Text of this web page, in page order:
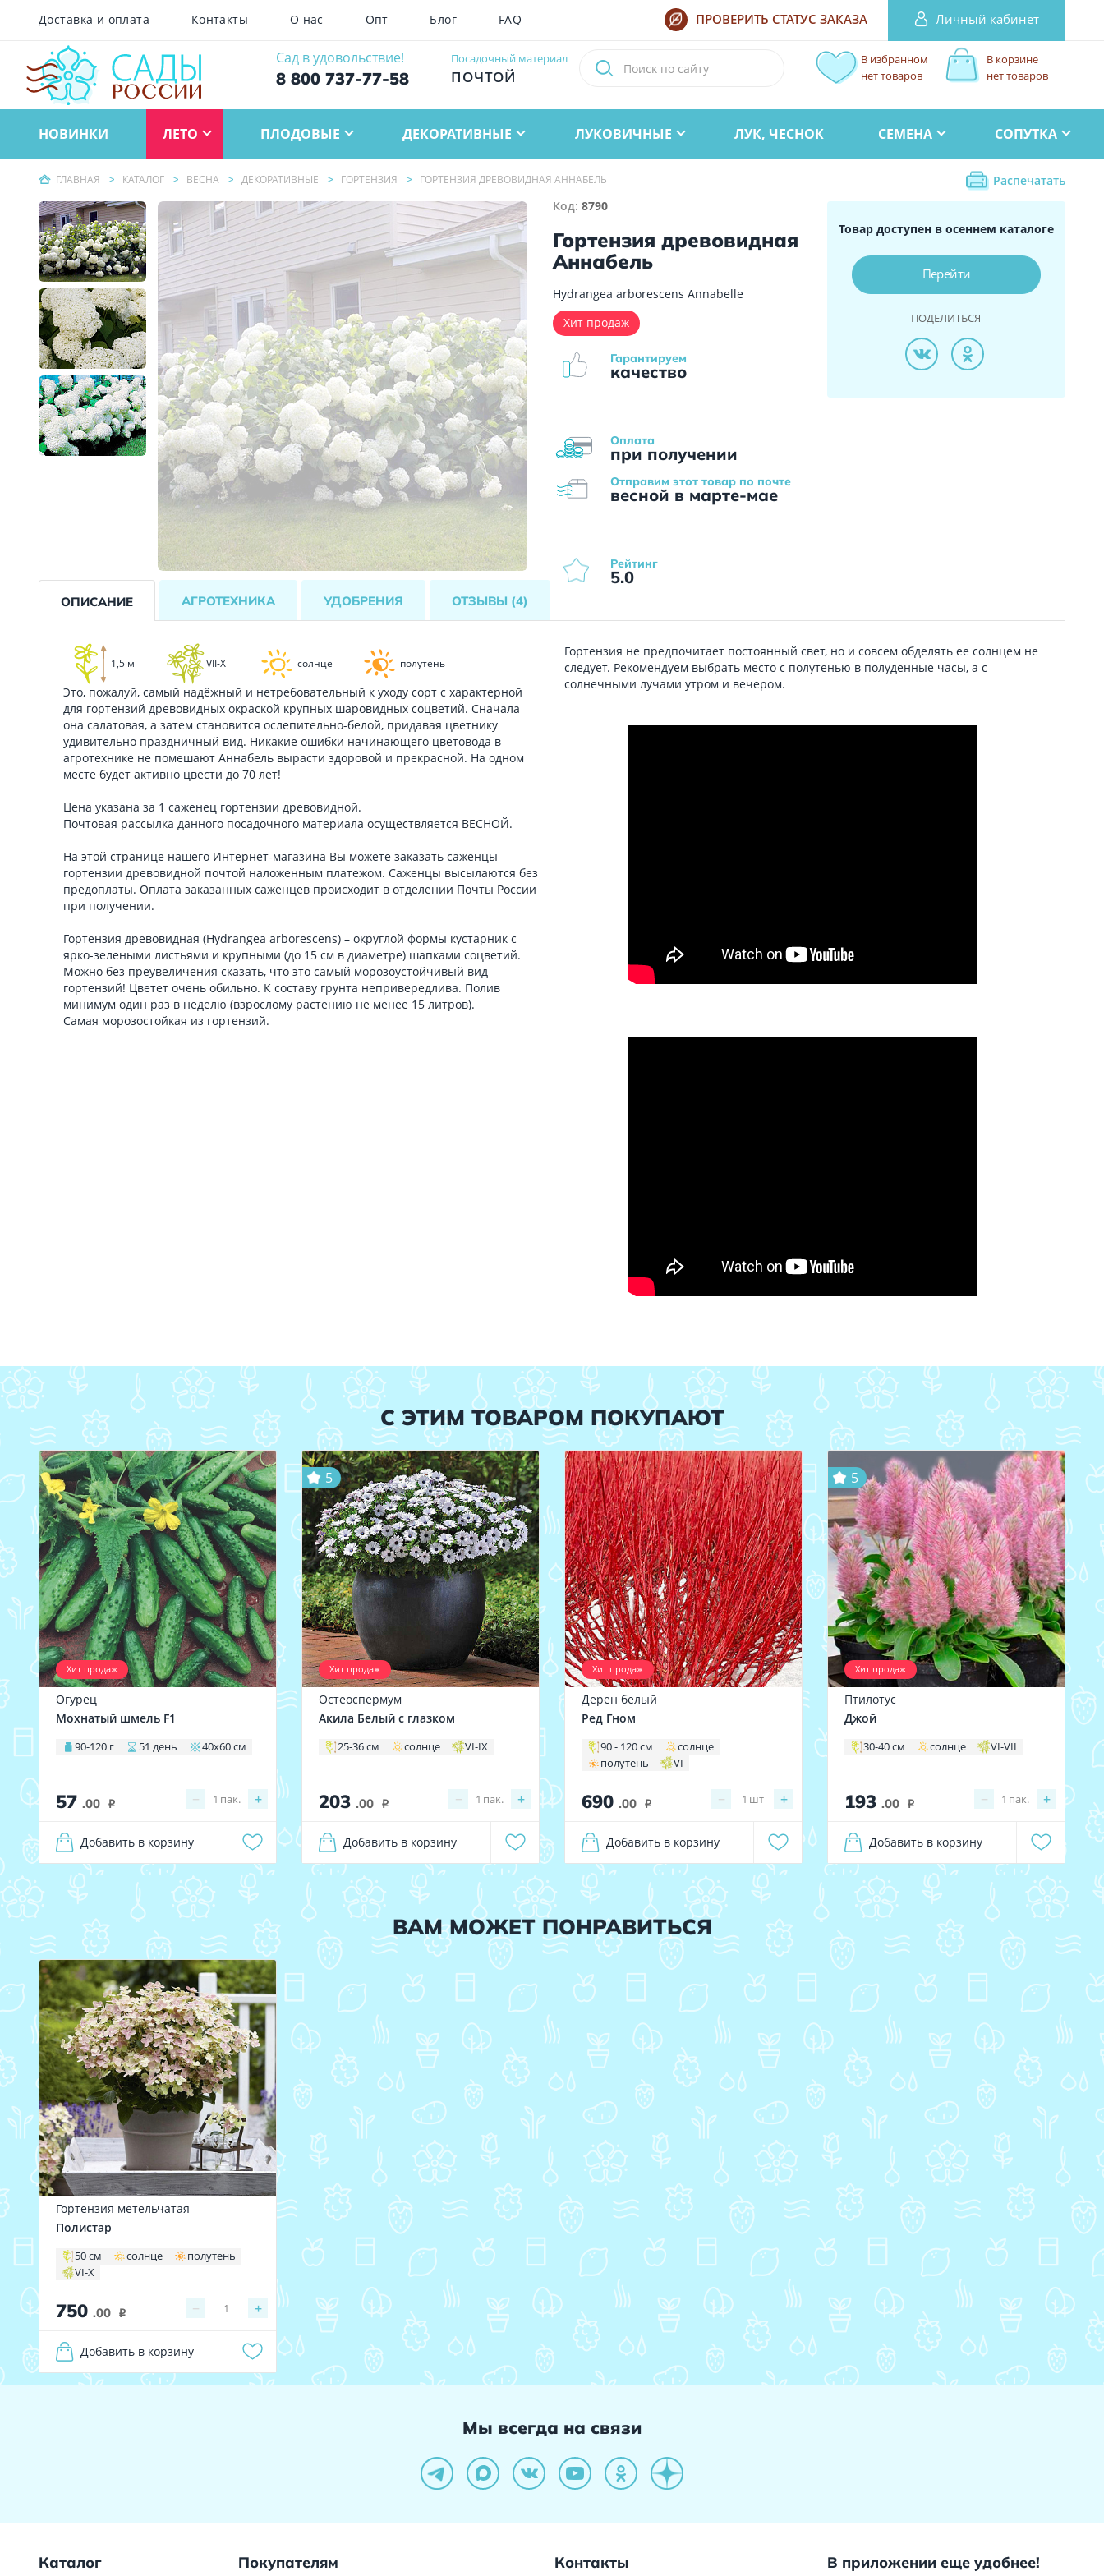
Доставка и оплата Контакты О нас Опт Блог FAQ ПРОВЕРИТЬ СТАТУС ЗАКАЗА Личный кабинет
Сад в удовольствие!
8 800 737-77-58
Посадочный материал
ПОЧТОЙ
В корзине
нет товаров
В избранном
нет товаров
НОВИНКИ ЛЕТО ПЛОДОВЫЕ ДЕКОРАТИВНЫЕ ЛУКОВИЧНЫЕ ЛУК, ЧЕСНОК СЕМЕНА СОПУТКА
ГЛАВНАЯ КАТАЛОГ ВЕСНА ДЕКОРАТИВНЫЕ ГОРТЕНЗИЯ ГОРТЕНЗИЯ ДРЕВОВИДНАЯ АННАБЕЛЬ
Распечатать
Код: 8790
Гортензия древовидная
Аннабель
Hydrangea arborescens Annabelle
Хит продаж
Оплата
при получении
Гарантируем
качество
Отправим этот товар по почте
весной в марте-мае
Рейтинг
5.0
Товар доступен в осеннем каталоге
Перейти
ПОДЕЛИТЬСЯ
ОПИСАНИЕ АГРОТЕХНИКА УДОБРЕНИЯ ОТЗЫВЫ (4)
1,5 м VII-X солнце полутень
Это, пожалуй, самый надёжный и нетребовательный к уходу сорт с характерной
для гортензий древовидных окраской крупных шаровидных соцветий. Сначала
она салатовая, а затем становится ослепительно-белой, придавая цветнику
удивительно праздничный вид. Никакие ошибки начинающего цветовода в
агротехнике не помешают Аннабель вырасти здоровой и прекрасной. На одном
месте будет активно цвести до 70 лет!
Цена указана за 1 саженец гортензии древовидной.
Почтовая рассылка данного посадочного материала осуществляется ВЕСНОЙ.
На этой странице нашего Интернет-магазина Вы можете заказать саженцы
гортензии древовидной почтой наложенным платежом. Саженцы высылаются без
предоплаты. Оплата заказанных саженцев происходит в отделении Почты России
при получении.
Гортензия древовидная (Hydrangea arborescens) – округлой формы кустарник с
ярко-зелеными листьями и крупными (до 15 см в диаметре) шапками соцветий.
Можно без преувеличения сказать, что это самый морозоустойчивый вид
гортензий! Цветет очень обильно. К составу грунта непривередлива. Полив
минимум один раз в неделю (взрослому растению не менее 15 литров).
Самая морозостойкая из гортензий.
Гортензия не предпочитает постоянный свет, но и совсем обделять ее солнцем не
следует. Рекомендуем выбрать место с полутенью в полуденные часы, а с
солнечными лучами утром и вечером.
С ЭТИМ ТОВАРОМ ПОКУПАЮТ
Хит продаж
Огурец
Мохнатый шмель F1
90-120 г 51 день 40х60 см
57 .00 i − +
1 пак.
Добавить в корзину
Хит продаж
5
Остеоспермум
Акила Белый с глазком
25-36 см солнце VI-IX
203 .00 i − +
1 пак.
Добавить в корзину
Хит продаж
Дерен белый
Ред Гном
90 - 120 см
солнце
полутень
VI
690 .00 i − +
1 шт
Добавить в корзину
Хит продаж
5
Птилотус
Джой
30-40 см солнце VI-VII
193 .00 i − +
1 пак.
Добавить в корзину
ВАМ МОЖЕТ ПОНРАВИТЬСЯ
Гортензия метельчатая
Полистар
50 см солнце
полутень
VI-X
750 .00 i − +
1
Добавить в корзину
Мы всегда на связи
Каталог Покупателям Контакты В приложении еще удобнее!